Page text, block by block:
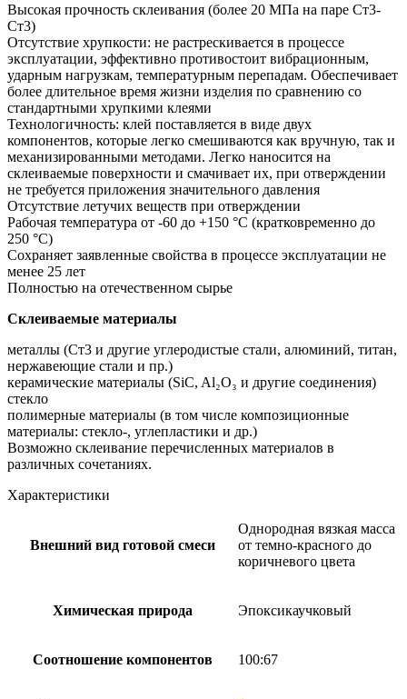
Высокая прочность склеивания (более 20 МПа на паре Ст3-
Ст3)
Отсутствие хрупкости: не растрескивается в процессе
эксплуатации, эффективно противостоит вибрационным,
ударным нагрузкам, температурным перепадам. Обеспечивает
более длительное время жизни изделия по сравнению со
стандартными хрупкими клеями
Технологичность: клей поставляется в виде двух
компонентов, которые легко смешиваются как вручную, так и
механизированными методами. Легко наносится на
склеиваемые поверхности и смачивает их, при отверждении
не требуется приложения значительного давления
Отсутствие летучих веществ при отверждении
Рабочая температура от -60 до +150 °C (кратковременно до
250 °C)
Сохраняет заявленные свойства в процессе эксплуатации не
менее 25 лет
Полностью на отечественном сырье
Склеиваемые материалы
металлы (Ст3 и другие углеродистые стали, алюминий, титан,
нержавеющие стали и пр.)
керамические материалы (SiC, Al₂O₃ и другие соединения)
стекло
полимерные материалы (в том числе композиционные
материалы: стекло-, углепластики и др.)
Возможно склеивание перечисленных материалов в
различных сочетаниях.
Характеристики
Внешний вид готовой смеси
Однородная вязкая масса
от темно-красного до
коричневого цвета
Химическая природа Эпоксикаучковый
Соотношение компонентов 100:67